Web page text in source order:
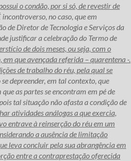
o condão, por si só, de revestir de
incontroverso, no caso, que em
de Diretor de Tecnologia e Serviços da
justificar a celebração do Termo de
de dois meses, ou seja, com o
que avençada referida – quarentena -.
de trabalho do réu, pela qual se
depreender, em tal contexto, que
as partes se encontram em pé de
tal situação não afasta a condição de
atividades análogas a que exercia,
entrave à reinserção do réu em um
a ausência de limitação
leva concluir pela sua abrangência em
entre a contraprestação oferecida